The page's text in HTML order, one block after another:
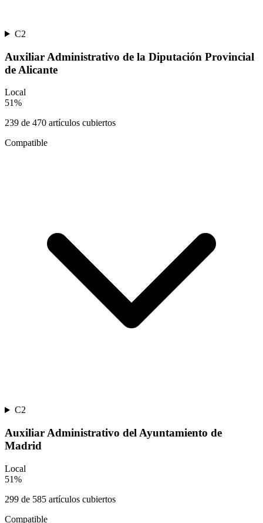
C2
Auxiliar Administrativo de la Diputación Provincial
de Alicante
Local
51%
239 de 470 artículos cubiertos
Compatible
C2
Auxiliar Administrativo del Ayuntamiento de
Madrid
Local
51%
299 de 585 artículos cubiertos
Compatible